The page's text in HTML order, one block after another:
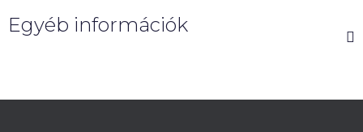
Egyéb információk